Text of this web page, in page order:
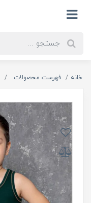
خانه فهرست محصولات